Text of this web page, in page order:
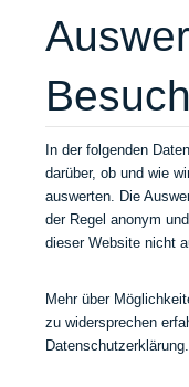
In der folgenden
darüber, ob und wie
auswerten. Die
der Regel anonym
dieser Website nicht
Mehr über
zu widersprechen
Datenschutzerklärung.